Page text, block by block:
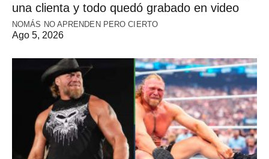
una clienta y todo quedó grabado en video
NOMÁS NO APRENDEN PERO CIERTO
Ago 5, 2026